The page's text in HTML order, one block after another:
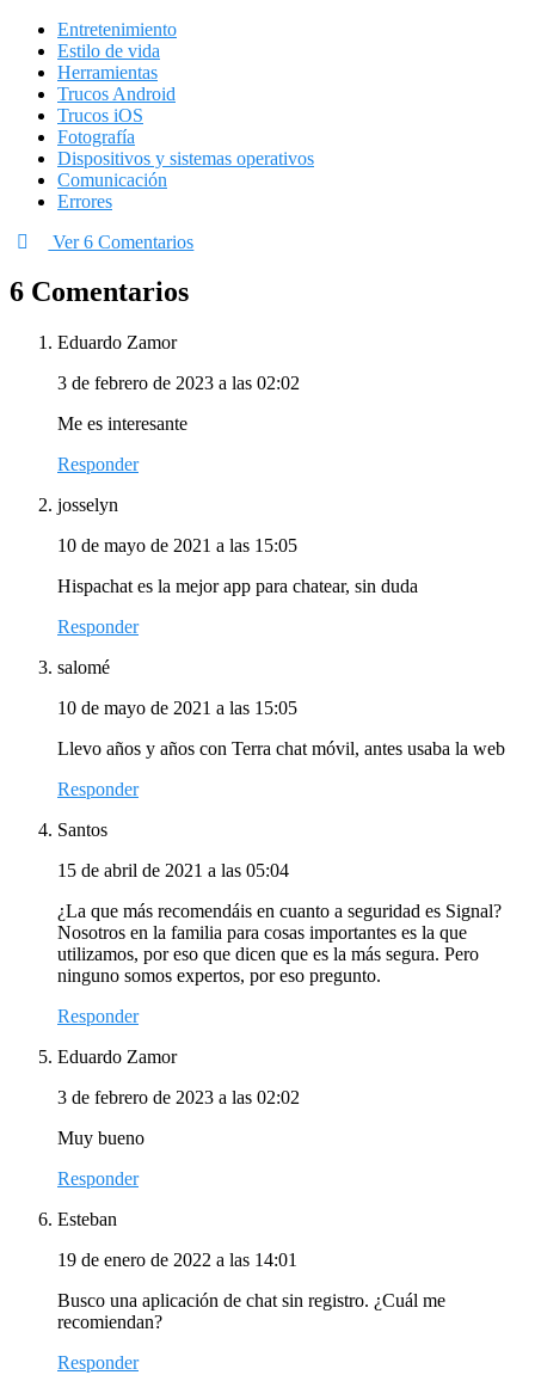
Entretenimiento
Estilo de vida
Herramientas
Trucos Android
Trucos iOS
Fotografía
Dispositivos y sistemas operativos
Comunicación
Errores
Ver 6 Comentarios
6 Comentarios
Eduardo Zamor
3 de febrero de 2023 a las 02:02
Me es interesante
Responder
josselyn
10 de mayo de 2021 a las 15:05
Hispachat es la mejor app para chatear, sin duda
Responder
salomé
10 de mayo de 2021 a las 15:05
Llevo años y años con Terra chat móvil, antes usaba la web
Responder
Santos
15 de abril de 2021 a las 05:04
¿La que más recomendáis en cuanto a seguridad es Signal?
Nosotros en la familia para cosas importantes es la que
utilizamos, por eso que dicen que es la más segura. Pero
ninguno somos expertos, por eso pregunto.
Responder
Eduardo Zamor
3 de febrero de 2023 a las 02:02
Muy bueno
Responder
Esteban
19 de enero de 2022 a las 14:01
Busco una aplicación de chat sin registro. ¿Cuál me
recomiendan?
Responder